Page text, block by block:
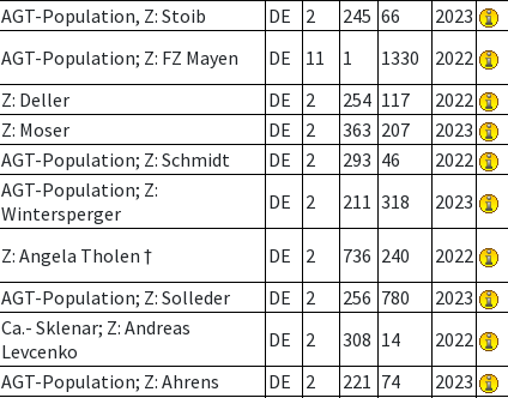
AGT-Population, Z: Stoib DE 2 245 66 2023
AGT-Population; Z: FZ Mayen DE 11 1 1330 2022
Z: Deller DE 2 254 117 2022
Z: Moser DE 2 363 207 2023
AGT-Population; Z: Schmidt DE 2 293 46 2022
AGT-Population; Z:
Wintersperger
DE 2 211 318 2023
Z: Angela Tholen † DE 2 736 240 2022
AGT-Population; Z: Solleder DE 2 256 780 2023
Ca.- Sklenar; Z: Andreas
Levcenko
DE 2 308 14 2022
AGT-Population; Z: Ahrens DE 2 221 74 2023